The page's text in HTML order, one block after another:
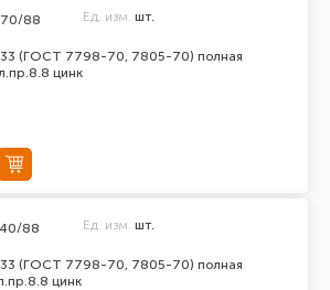
(ГОСТ 7798-70, 7805-70) полная
цинк
88 Ед. изм. шт.
(ГОСТ 7798-70, 7805-70) полная
цинк
88 Ед. изм. шт.